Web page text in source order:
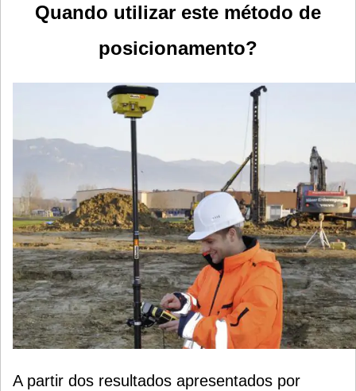
Quando utilizar este método de
posicionamento?
A partir dos resultados apresentados por